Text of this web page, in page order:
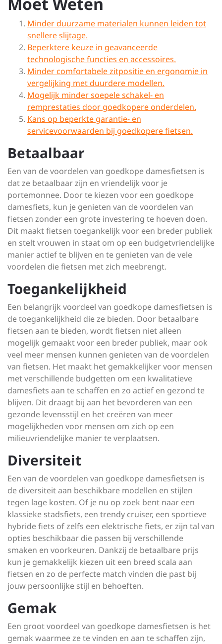
Minder duurzame materialen kunnen leiden tot
snellere slijtage.
Beperktere keuze in geavanceerde
technologische functies en accessoires.
Minder comfortabele zitpositie en ergonomie in
vergelijking met duurdere modellen.
Mogelijk minder soepele schakel- en
remprestaties door goedkopere onderdelen.
Kans op beperkte garantie- en
servicevoorwaarden bij goedkopere fietsen.
Betaalbaar
Een van de voordelen van goedkope damesfietsen is
dat ze betaalbaar zijn en vriendelijk voor je
portemonnee. Door te kiezen voor een goedkope
damesfiets, kun je genieten van de voordelen van
fietsen zonder een grote investering te hoeven doen.
Dit maakt fietsen toegankelijk voor een breder publiek
en stelt vrouwen in staat om op een budgetvriendelijke
manier actief te blijven en te genieten van de vele
voordelen die fietsen met zich meebrengt.
Toegankelijkheid
Een belangrijk voordeel van goedkope damesfietsen is
de toegankelijkheid die ze bieden. Door betaalbare
fietsen aan te bieden, wordt fietsen niet alleen
mogelijk gemaakt voor een breder publiek, maar ook
veel meer mensen kunnen genieten van de voordelen
van fietsen. Het maakt het gemakkelijker voor mensen
met verschillende budgetten om een kwalitatieve
damesfiets aan te schaffen en zo actief en gezond te
blijven. Dit draagt bij aan het bevorderen van een
gezonde levensstijl en het creëren van meer
mogelijkheden voor mensen om zich op een
milieuvriendelijke manier te verplaatsen.
Diversiteit
Een van de voordelen van goedkope damesfietsen is
de diversiteit aan beschikbare modellen en stijlen
tegen lage kosten. Of je nu op zoek bent naar een
klassieke stadsfiets, een trendy cruiser, een sportieve
hybride fiets of zelfs een elektrische fiets, er zijn tal van
opties beschikbaar die passen bij verschillende
smaken en voorkeuren. Dankzij de betaalbare prijs
kun je gemakkelijk kiezen uit een breed scala aan
fietsen en zo de perfecte match vinden die past bij
jouw persoonlijke stijl en behoeften.
Gemak
Een groot voordeel van goedkope damesfietsen is het
gemak waarmee ze te vinden en aan te schaffen zijn,